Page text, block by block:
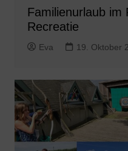
Familienurlaub im
Recreatie
Eva 19. Oktober